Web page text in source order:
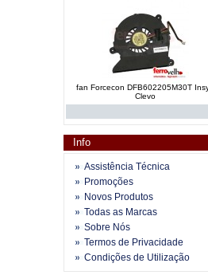
Clevo
fan e dissipador calor AT019000110
Toshiba Satellite A200 series
Info
Assistência Técnica
Promoções
Novos Produtos
Todas as Marcas
Sobre Nós
Termos de Privacidade
Condições de Utilização